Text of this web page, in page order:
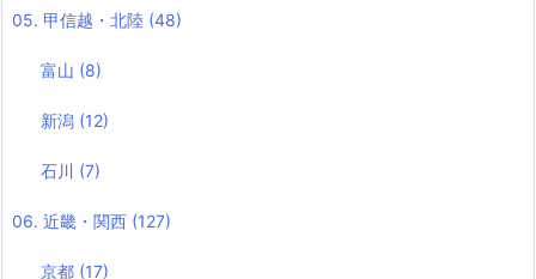
05. 甲信越・北陸 (48)
富山 (8)
新潟 (12)
石川 (7)
06. 近畿・関西 (127)
京都 (17)